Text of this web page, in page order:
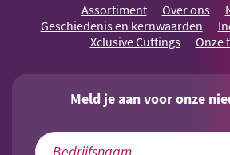
Assortiment Over ons
Geschiedenis en kernwaarden
Xclusive Cuttings
Onze
Meld je aan voor onze